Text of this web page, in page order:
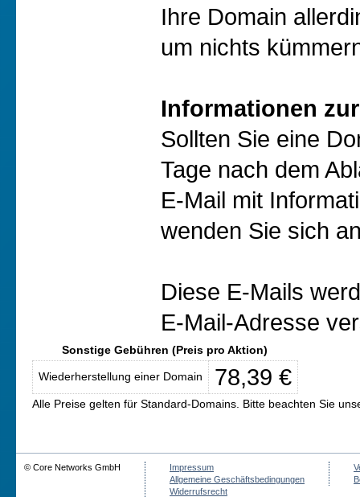
Ihre Domain
um nichts
Informationen
Sollten Sie eine
Tage nach dem
E-Mail mit
wenden Sie sich
Diese E-Mails
E-Mail-Adresse
Sonstige Gebühren (Preis pro Aktion)
Wiederherstellung einer Domain 78,39 €
Alle Preise gelten für Standard-Domains. Bitte beachten Sie
© Core Networks GmbH
Impressum
Allgemeine Geschäftsbedingungen
Widerrufsrecht